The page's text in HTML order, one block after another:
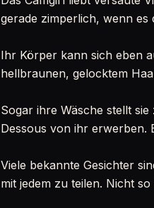
gerade zimperlich, wenn
Ihr Körper kann sich eben
hellbraunen, gelocktem
Sogar ihre Wäsche stellt
Dessous von ihr erwerben.
Viele bekannte Gesichter
mit jedem zu teilen. Nicht